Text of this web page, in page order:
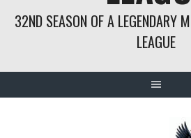
32ND SEASON OF A LEGENDARY
LEAGUE